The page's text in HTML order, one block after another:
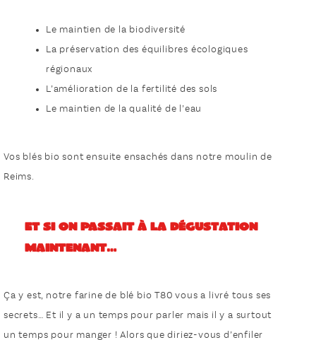
Le maintien de la biodiversité
La préservation des équilibres écologiques
régionaux
L’amélioration de la fertilité des sols
Le maintien de la qualité de l’eau
Vos blés bio sont ensuite ensachés dans notre moulin de
Reims.
Et si on passait à la dégustation
maintenant…
Ça y est, notre farine de blé bio T80 vous a livré tous ses
secrets… Et il y a un temps pour parler mais il y a surtout
un temps pour manger ! Alors que diriez-vous d’enfiler